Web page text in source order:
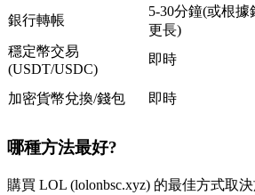
銀行轉帳
5-30分鐘(或根據
更長)
穩定幣交易
(USDT/USDC)
即時
加密貨幣兌換/錢包
即時
哪種方法最好?
購買 LOL (lolonbsc.xyz) 的最佳方式取決